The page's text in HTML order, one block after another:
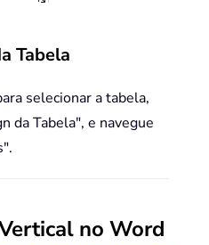
Tabela
selecionar a tabela,
da Tabela", e navegue
no Word